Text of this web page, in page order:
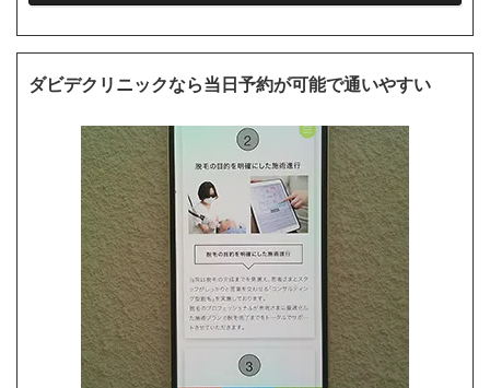
ダビデクリニックなら当日予約が可能で通いやすい